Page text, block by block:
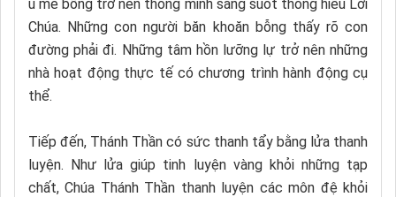
u mê bỗng trở nên thông minh sáng suốt thông hiểu Lời
Chúa. Những con người băn khoăn bỗng thấy rõ con
đường phải đi. Những tâm hồn lưỡng lự trở nên những
nhà hoạt động thực tế có chương trình hành động cụ
thể.
Tiếp đến, Thánh Thần có sức thanh tẩy bằng lửa thanh
luyện. Như lửa giúp tinh luyện vàng khỏi những tạp
chất, Chúa Thánh Thần thanh luyện các môn đệ khỏi